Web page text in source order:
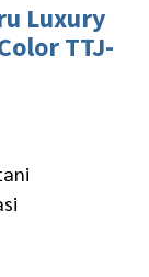
Luxury
TTJ-